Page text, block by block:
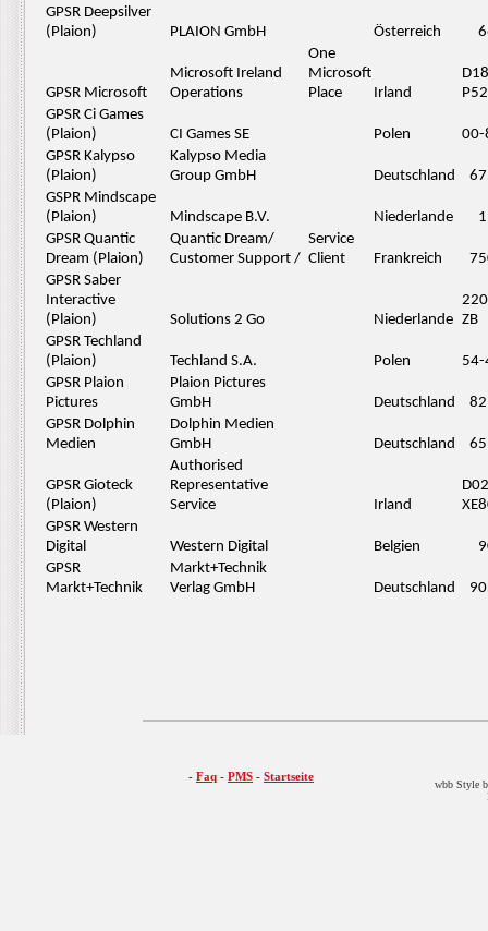
GPSR Deepsilver
(Plaion)
PLAION GmbH Österreich
GPSR Microsoft
Microsoft Ireland
Operations
One
Microsoft
Place
Irland
D18
GPSR Ci Games
(Plaion)
CI Games SE Polen
00-
GPSR Kalypso
(Plaion)
Kalypso Media
Group GmbH
Deutschland
GSPR Mindscape
(Plaion)
Mindscape B.V. Niederlande
GPSR Quantic
Dream (Plaion)
Quantic Dream/
Customer Support /
Service
Client
Frankreich
GPSR Saber
Interactive
(Plaion)
Solutions 2 Go Niederlande ZB
GPSR Techland
(Plaion)
Techland S.A. Polen
54-
GPSR Plaion
Pictures
Plaion Pictures
GmbH
Deutschland
GPSR Dolphin
Medien
Dolphin Medien
GmbH
Deutschland
GPSR Gioteck
(Plaion)
Authorised
Representative
Service
Irland
D02
GPSR Western
Digital
Western Digital Belgien
GPSR
Markt+Technik
Markt+Technik
Verlag GmbH
Deutschland
- Faq - PMS - Startseite
wbb Style